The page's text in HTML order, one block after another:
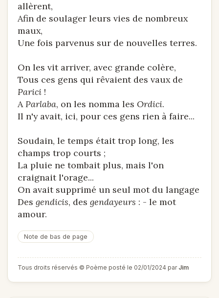
allèrent,
Afin de soulager leurs vies de nombreux
maux,
Une fois parvenus sur de nouvelles terres.
On les vit arriver, avec grande colère,
Tous ces gens qui rêvaient des vaux de
Parici !
AParlaba, on les nomma les Ordici.
Il n'y avait, ici, pour ces gens rien à faire...
Soudain, le temps était trop long, les
champs trop courts ;
La pluie ne tombait plus, mais l'on
craignait l'orage...
On avait supprimé un seul mot du langage
Des gendicis, des gendayeurs : - le mot
amour.
Note de bas de page
Tous droits réservés © Poème posté le 02/01/2024 par Jim